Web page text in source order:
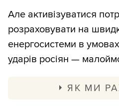
Але активізуватися
розраховувати на
енергосистеми в
ударів росіян —
ЯК МИ